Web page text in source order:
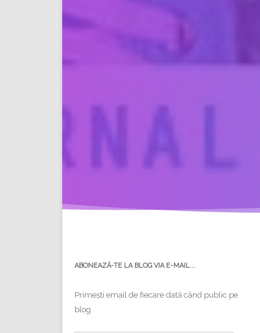
ABONEAZĂ-TE LA BLOG VIA E-MAIL...
Primești email de fiecare dată când public pe
blog